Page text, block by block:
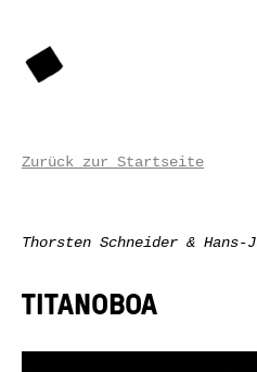
Zurück zur Startseite
Thorsten Schneider & Hans-
TITANOBOA